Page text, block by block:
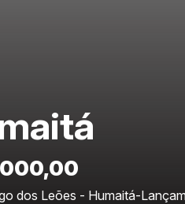
dos Leões - Humaitá-